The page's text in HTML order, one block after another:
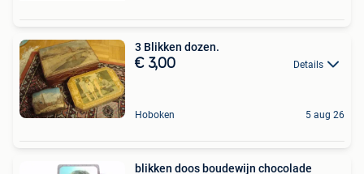
3 Blikken dozen.
€ 3,00 Details
Hoboken 5 aug 26
blikken doos boudewijn chocolade